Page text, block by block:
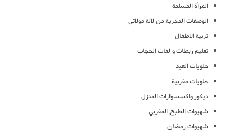
المرأة المسلمة
الوصفات المجربة من لالة مولاتي
تربية الاطفال
تعليم ربطات و لفات الحجاب
حلويات العيد
حلويات مغربية
ديكور واكسسوارات المنزل
شهيوات الطبخ المغربي
شهيوات رمضان